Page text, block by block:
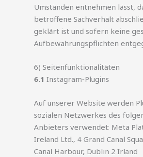
Umständen entnehmen lässt,
betroffene Sachverhalt
geklärt ist und sofern keine
Aufbewahrungspflichten
6) Seitenfunktionalitäten
6.1 Instagram-Plugins
Auf unserer Website werden
sozialen Netzwerkes des
Anbieters verwendet: Meta
Ireland Ltd., 4 Grand Canal
Canal Harbour, Dublin 2 Irland